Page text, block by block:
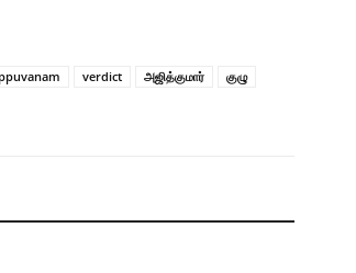
verdict அஜித்குமார்
குழு